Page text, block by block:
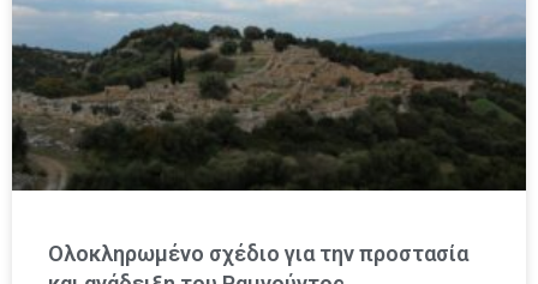
Ολοκληρωμένο σχέδιο για την προστασία